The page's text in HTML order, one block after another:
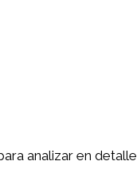
analizar en detalle